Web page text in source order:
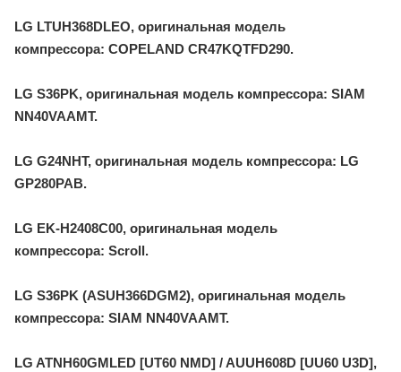
LG LTUH368DLEO, оригинальная модель
компрессора: COPELAND CR47KQTFD290.
LG S36PK, оригинальная модель компрессора: SIAM
NN40VAAMT.
LG G24NHT, оригинальная модель компрессора: LG
GP280PAB.
LG EK-H2408C00, оригинальная модель
компрессора: Scroll.
LG S36PK (ASUH366DGM2), оригинальная модель
компрессора: SIAM NN40VAAMT.
LG ATNH60GMLED [UT60 NMD] / AUUH608D [UU60 U3D],